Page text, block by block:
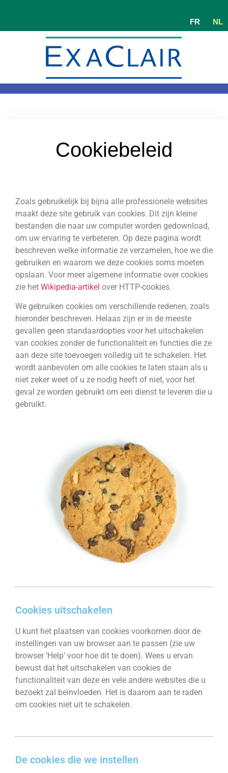
FR NL
Cookiebeleid
Zoals gebruikelijk bij bijna alle professionele websites
maakt deze site gebruik van cookies. Dit zijn kleine
bestanden die naar uw computer worden gedownload,
om uw ervaring te verbeteren. Op deze pagina wordt
beschreven welke informatie ze verzamelen, hoe we die
gebruiken en waarom we deze cookies soms moeten
opslaan. Voor meer algemene informatie over cookies
zie het Wikipedia-artikel over HTTP-cookies.
We gebruiken cookies om verschillende redenen, zoals
hieronder beschreven. Helaas zijn er in de meeste
gevallen geen standaardopties voor het uitschakelen
van cookies zonder de functionaliteit en functies die ze
aan deze site toevoegen volledig uit te schakelen. Het
wordt aanbevolen om alle cookies te laten staan als u
niet zeker weet of u ze nodig heeft of niet, voor het
geval ze worden gebruikt om een dienst te leveren die u
gebruikt.
Cookies uitschakelen
U kunt het plaatsen van cookies voorkomen door de
instellingen van uw browser aan te passen (zie uw
browser ‘Help’ voor hoe dit te doen). Wees u ervan
bewust dat het uitschakelen van cookies de
functionaliteit van deze en vele andere websites die u
bezoekt zal beïnvloeden. Het is daarom aan te raden
om cookies niet uit te schakelen.
De cookies die we instellen